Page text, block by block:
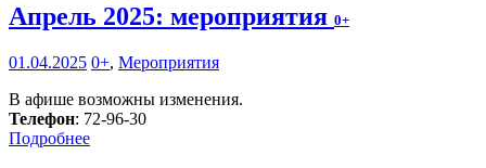
Апрель 2025: мероприятия 0+
01.04.2025 0+, Мероприятия
В афише возможны изменения.
Телефон: 72-96-30
Подробнее